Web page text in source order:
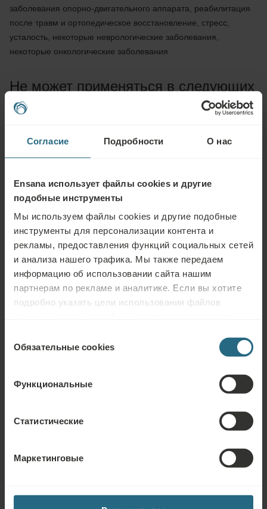
Согласие Подробности О нас
Ensana использует файлы cookies и другие
подобные инструменты
Мы используем файлы cookies и другие подобные
инструменты для персонализации контента и
рекламы, предоставления функций социальных сетей
и анализа нашего трафика. Мы также передаем
информацию об использовании сайта нашим
партнерам по рекламе и аналитике. Если вы хотите
подробно указать цели использования файлов
используйте кнопку «Разрешить всё».
согласия
Обязательные cookies
Функциональные
Статистические
Маркетинговые
заболевания опорно-двигательного аппарата, реабилитация
после травм и ортопедическое восстановление, стресс,
усталость, некоторые неврологические заболевания,
некоторые онкологические заболевания
Не может применяться в следующих
случаях:
острое воспаление, одышка, сердечная недостаточность,
Пилатес доступен в 4
отелях ensana